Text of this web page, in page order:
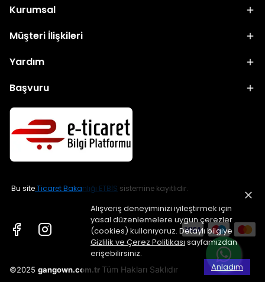
Alışveriş deneyiminizi iyileştirmek için
yasal düzenlemelere uygun çerezler
(cookies) kullanıyoruz. Detaylı bilgiye
Gizlilik ve Çerez Politikası sayfamızdan
erişebilirsiniz.
Anladım
Kurumsal
Müşteri İlişkileri
Yardım
Başvuru
Bu siteTicaret Bakanlığı ETBİS sistemine kayıtlıdır.
©2025 gangown.com.tr Tüm Hakları Saklıdır